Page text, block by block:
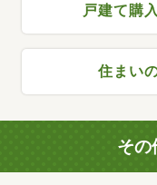
戸建て購
住まい
その